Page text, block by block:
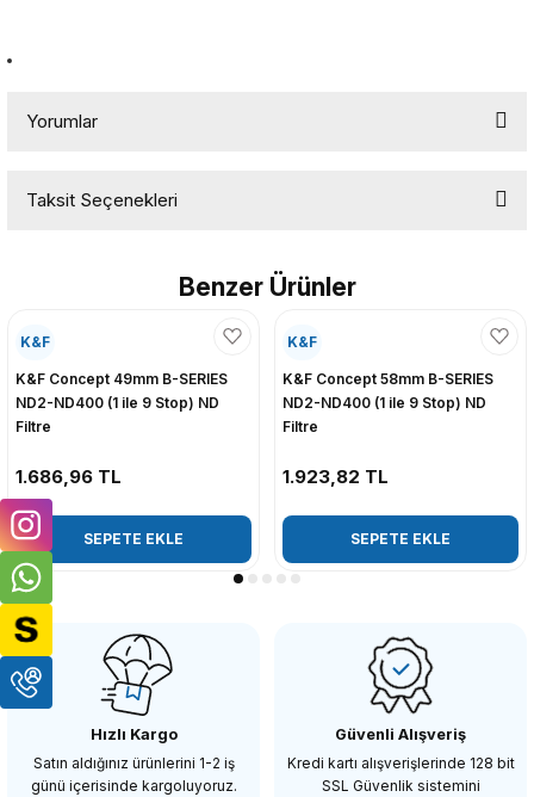
Yorumlar
Yorum Yaz
Taksit Seçenekleri
Benzer Ürünler
K&F
K&F Concept 49mm B-SERIES
ND2-ND400 (1 ile 9 Stop) ND
Filtre
1.686,96 TL
SEPETE EKLE
K&F
K&F Concept 58mm B-SERIES
ND2-ND400 (1 ile 9 Stop) ND
Filtre
1.923,82 TL
SEPETE EKLE
Hızlı Kargo
Satın aldığınız ürünlerini 1-2 iş
günü içerisinde kargoluyoruz.
Güvenli Alışveriş
Kredi kartı alışverişlerinde 128 bit
SSL Güvenlik sistemini